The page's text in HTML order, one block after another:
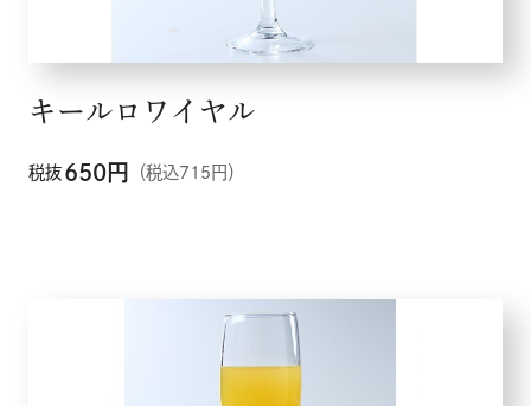
キールロワイヤル
税抜 650円 （税込715円）